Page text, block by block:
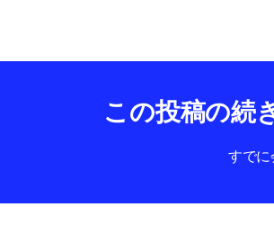
この投稿の続
すで